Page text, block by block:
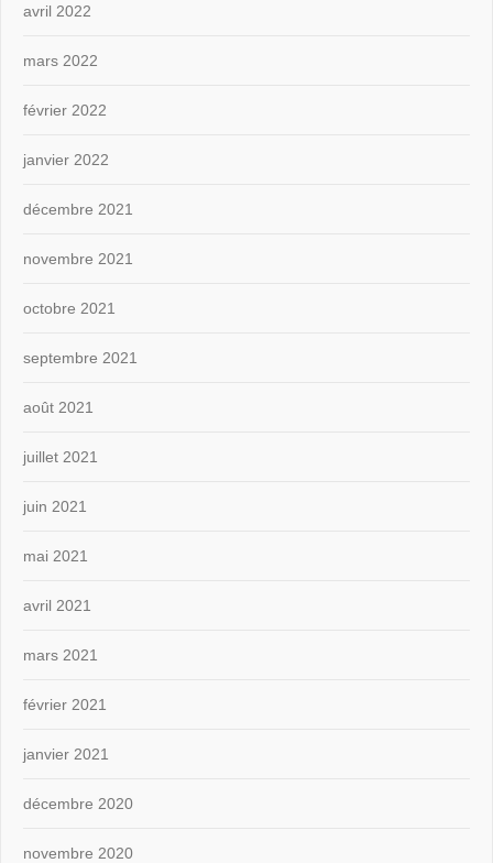
avril 2022
mars 2022
février 2022
janvier 2022
décembre 2021
novembre 2021
octobre 2021
septembre 2021
août 2021
juillet 2021
juin 2021
mai 2021
avril 2021
mars 2021
février 2021
janvier 2021
décembre 2020
novembre 2020